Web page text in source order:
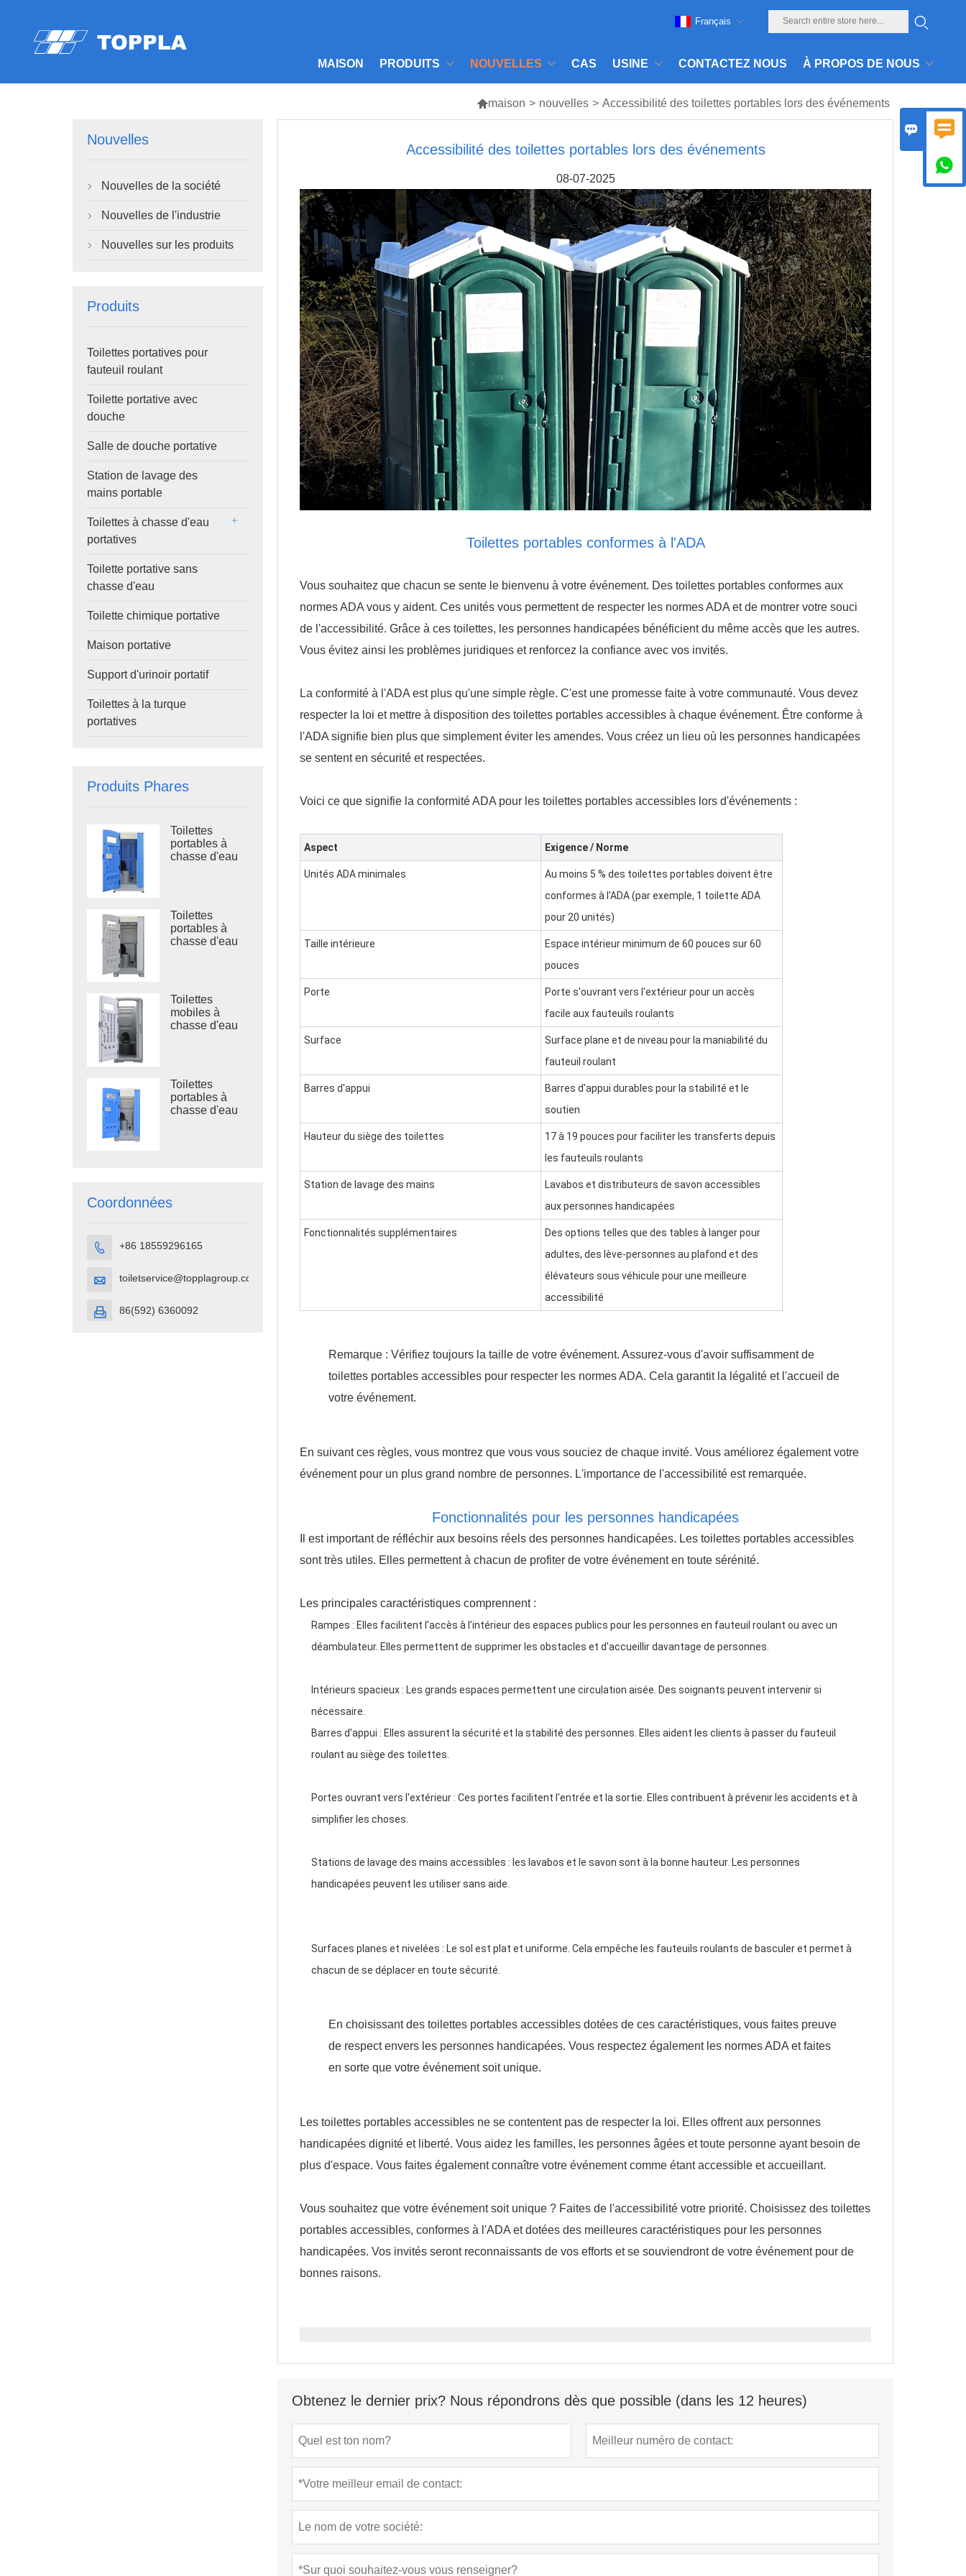
MAISON PRODUITS NOUVELLES CAS USINE CONTACTEZ NOUS À PROPOS DE NOUS
Français
maison > nouvelles > Accessibilité des toilettes portables lors des événements
Nouvelles
 Nouvelles de la société
 Nouvelles de l'industrie
 Nouvelles sur les produits
Produits
Toilettes portatives pour
fauteuil roulant
Toilette portative avec
douche
Salle de douche portative
Station de lavage des
mains portable
Toilettes à chasse d'eau
portatives
Toilette portative sans
chasse d'eau
Toilette chimique portative
Maison portative
Support d'urinoir portatif
Toilettes à la turque
portatives
Produits Phares
Toilettes
portables à
chasse d'eau
montées sur
châssis en
acier, pour
chantier
Toilettes
portables à
chasse d'eau
L, toilettes
d'extérieur en
plastique
Toilettes
mobiles à
chasse d'eau
Toilettes
portables à
chasse d'eau
Coordonnées
 +86 18559296165
 toiletservice@topplagroup.com
 86(592) 6360092
Accessibilité des toilettes portables lors des événements
08-07-2025
Toilettes portables conformes à l'ADA
Vous souhaitez que chacun se sente le bienvenu à votre événement. Des toilettes portables conformes aux
normes ADA vous y aident. Ces unités vous permettent de respecter les normes ADA et de montrer votre souci
de l'accessibilité. Grâce à ces toilettes, les personnes handicapées bénéficient du même accès que les autres.
Vous évitez ainsi les problèmes juridiques et renforcez la confiance avec vos invités.
La conformité à l'ADA est plus qu'une simple règle. C'est une promesse faite à votre communauté. Vous devez
respecter la loi et mettre à disposition des toilettes portables accessibles à chaque événement. Être conforme à
l'ADA signifie bien plus que simplement éviter les amendes. Vous créez un lieu où les personnes handicapées
se sentent en sécurité et respectées.
Voici ce que signifie la conformité ADA pour les toilettes portables accessibles lors d'événements :
Aspect Exigence / Norme
Unités ADA minimales
Au moins 5 % des toilettes portables doivent être
conformes à l'ADA (par exemple, 1 toilette ADA
pour 20 unités)
Taille intérieure
Espace intérieur minimum de 60 pouces sur 60
pouces
Porte
Porte s'ouvrant vers l'extérieur pour un accès
facile aux fauteuils roulants
Surface
Surface plane et de niveau pour la maniabilité du
fauteuil roulant
Barres d'appui
Barres d'appui durables pour la stabilité et le
soutien
Hauteur du siège des toilettes
17 à 19 pouces pour faciliter les transferts depuis
les fauteuils roulants
Station de lavage des mains
Lavabos et distributeurs de savon accessibles
aux personnes handicapées
Fonctionnalités supplémentaires
Des options telles que des tables à langer pour
adultes, des lève-personnes au plafond et des
élévateurs sous véhicule pour une meilleure
accessibilité
Remarque : Vérifiez toujours la taille de votre événement. Assurez-vous d'avoir suffisamment de
toilettes portables accessibles pour respecter les normes ADA. Cela garantit la légalité et l'accueil de
votre événement.
En suivant ces règles, vous montrez que vous vous souciez de chaque invité. Vous améliorez également votre
événement pour un plus grand nombre de personnes. L'importance de l'accessibilité est remarquée.
Fonctionnalités pour les personnes handicapées
Il est important de réfléchir aux besoins réels des personnes handicapées. Les toilettes portables accessibles
sont très utiles. Elles permettent à chacun de profiter de votre événement en toute sérénité.
Les principales caractéristiques comprennent :
Rampes : Elles facilitent l'accès à l'intérieur des espaces publics pour les personnes en fauteuil roulant ou avec un
déambulateur. Elles permettent de supprimer les obstacles et d'accueillir davantage de personnes.
Intérieurs spacieux : Les grands espaces permettent une circulation aisée. Des soignants peuvent intervenir si
nécessaire.
Barres d'appui : Elles assurent la sécurité et la stabilité des personnes. Elles aident les clients à passer du fauteuil
roulant au siège des toilettes.
Portes ouvrant vers l'extérieur : Ces portes facilitent l'entrée et la sortie. Elles contribuent à prévenir les accidents et à
simplifier les choses.
Stations de lavage des mains accessibles : les lavabos et le savon sont à la bonne hauteur. Les personnes
handicapées peuvent les utiliser sans aide.
Surfaces planes et nivelées : Le sol est plat et uniforme. Cela empêche les fauteuils roulants de basculer et permet à
chacun de se déplacer en toute sécurité.
En choisissant des toilettes portables accessibles dotées de ces caractéristiques, vous faites preuve
de respect envers les personnes handicapées. Vous respectez également les normes ADA et faites
en sorte que votre événement soit unique.
Les toilettes portables accessibles ne se contentent pas de respecter la loi. Elles offrent aux personnes
handicapées dignité et liberté. Vous aidez les familles, les personnes âgées et toute personne ayant besoin de
plus d'espace. Vous faites également connaître votre événement comme étant accessible et accueillant.
Vous souhaitez que votre événement soit unique ? Faites de l'accessibilité votre priorité. Choisissez des toilettes
portables accessibles, conformes à l'ADA et dotées des meilleures caractéristiques pour les personnes
handicapées. Vos invités seront reconnaissants de vos efforts et se souviendront de votre événement pour de
bonnes raisons.
Obtenez le dernier prix? Nous répondrons dès que possible (dans les 12 heures)
 
